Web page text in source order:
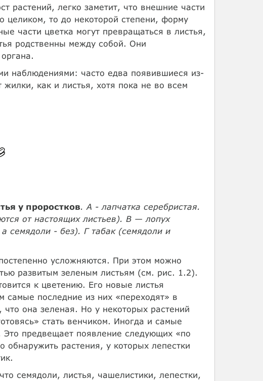
растений, легко заметит, что внешние части
целиком, то до некоторой степени, форму
части цветка могут превращаться в листья,
родственны между собой. Они
наблюдениями: часто едва появившиеся из-
как и листья, хотя пока не во всем
у проростков. А - лапчатка серебристая.
от настоящих листьев). В — лопух
семядоли - без). Г табак (семядоли и
усложняются. При этом можно
развитым зеленым листьям (см. рис. 1.2).
к цветению. Его новые листья
последние из них «переходят» в
она зеленая. Но у некоторых растений
стать венчиком. Иногда и самые
Это предвещает появление следующих «по
растения, у которых лепестки
семядоли, листья, чашелистики, лепестки,